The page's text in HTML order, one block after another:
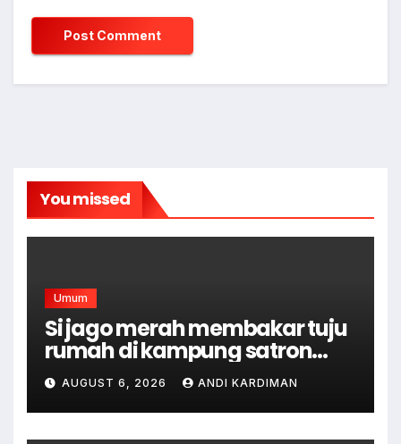
You missed
Umum
Si jago merah membakar tuju
rumah di kampung satron
sodonghilir .
AUGUST 6, 2026 ANDI KARDIMAN